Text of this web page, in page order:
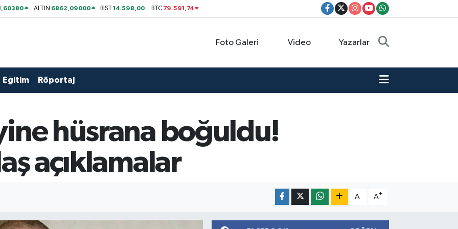
ALTIN 6862,09000 BİST14.598,00 BTC 79.591,74
Foto Galeri Video Yazarlar
Eğitim Röportaj
hüsrana boğuldu!
açıklamalar
A- A+